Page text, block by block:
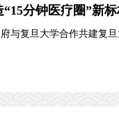
分钟医疗圈”新
与复旦大学合作共建复